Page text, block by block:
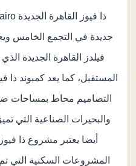
جديدة في التجمع الخامس
فيلدز القاهرة الجديدة
المستقبل، كما يعد كمبوند ذا
التصاميم محاط بمساحات
والبحيرات الصناعية التي
أيضا يعتبر مشروع ذا
المشروعات السكنية التي